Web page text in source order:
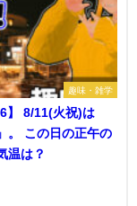
趣味・雑学
】 8/11(火祝)は
。 この日の正午の
温は？